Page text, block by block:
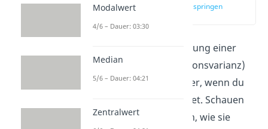
zur Stelle im Video springen
für die Verteilung einer
Zufallsvariablen (Populationsvarianz)
zu bestimmen ist einfacher, wenn du
verstehst, was sie bedeutet. Schauen
wir uns dafür zunächst an, wie sie
Modalwert
4/6 – Dauer: 03:30
Median
5/6 – Dauer: 04:21
Zentralwert